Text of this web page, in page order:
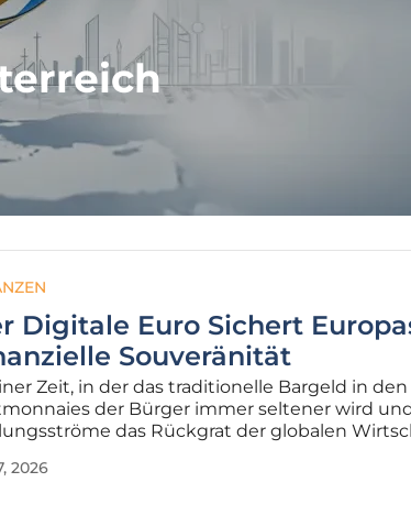
Digitale Euro Sichert
Souveränität
Zeit, in der das traditionelle Bargeld in den
der Bürger immer seltener wird
das Rückgrat der globalen
Entscheidung über ihre eigene
2026